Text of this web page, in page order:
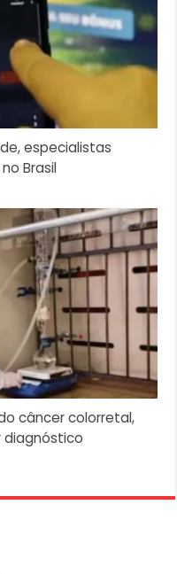
especialistas
Brasil
câncer colorretal,
diagnóstico